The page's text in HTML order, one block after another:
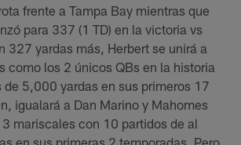
frente a Tampa Bay mientras que
para 337 (1 TD) en la victoria vs
327 yardas más, Herbert se unirá a
como los 2 únicos QBs en la historia
de 5,000 yardas en sus primeros 17
igualará a Dan Marino y Mahomes
mariscales con 10 partidos de al
en sus primeras 2 temporadas. Pero